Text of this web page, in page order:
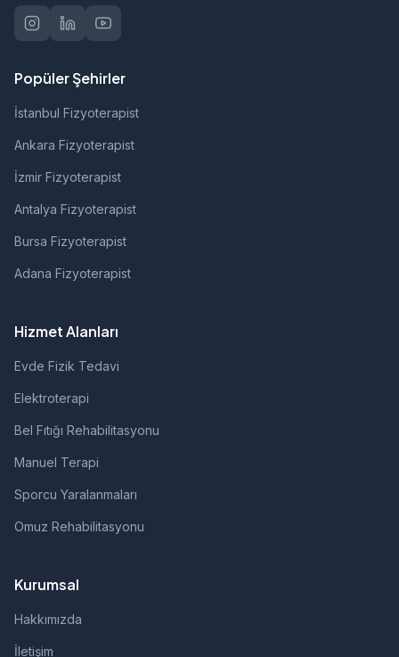
Popüler Şehirler
İstanbul Fizyoterapist
Ankara Fizyoterapist
İzmir Fizyoterapist
Antalya Fizyoterapist
Bursa Fizyoterapist
Adana Fizyoterapist
Hizmet Alanları
Evde Fizik Tedavi
Elektroterapi
Bel Fıtığı Rehabilitasyonu
Manuel Terapi
Sporcu Yaralanmaları
Omuz Rehabilitasyonu
Kurumsal
Hakkımızda
İletişim